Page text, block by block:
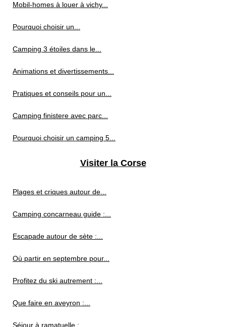
Mobil-homes à louer à vichy...
Pourquoi choisir un...
Camping 3 étoiles dans le...
Animations et divertissements...
Pratiques et conseils pour un...
Camping finistere avec parc...
Pourquoi choisir un camping 5...
Visiter la Corse
Plages et criques autour de...
Camping concarneau guide :...
Escapade autour de sète :...
Où partir en septembre pour...
Profitez du ski autrement :...
Que faire en aveyron :...
Séjour à ramatuelle :...